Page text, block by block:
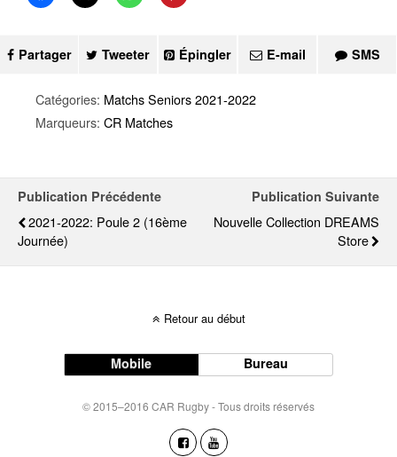
Partager Tweeter Épingler E-mail SMS
Catégories: Matchs Seniors 2021-2022
Marqueurs: CR Matches
Publication Précédente
2021-2022: Poule 2 (16ème
Journée)
Publication Suivante
Nouvelle Collection DREAMS
Store
Retour au début
Mobile Bureau
© 2015–2016 CAR Rugby - Tous droits réservés